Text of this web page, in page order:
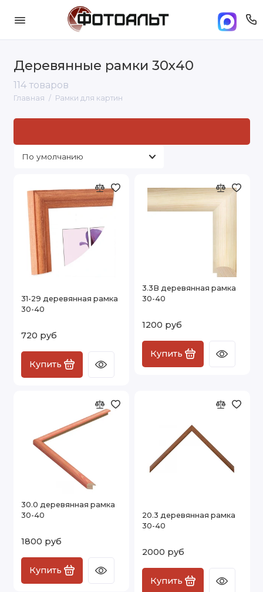
Деревянные рамки 30х40
114 товаров
Главная Рамки для картин
31-29 деревянная рамка
30-40
720 руб
Купить
3.3B деревянная рамка
30-40
1200 руб
Купить
30.0 деревянная рамка
30-40
1800 руб
Купить
20.3 деревянная рамка
30-40
2000 руб
Купить